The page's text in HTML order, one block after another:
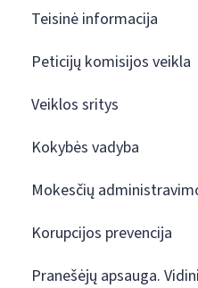
Teisinė informacija
Peticijų komisijos veikla
Veiklos sritys
Kokybės vadyba
Mokesčių
Korupcijos prevencija
Pranešėjų apsauga.